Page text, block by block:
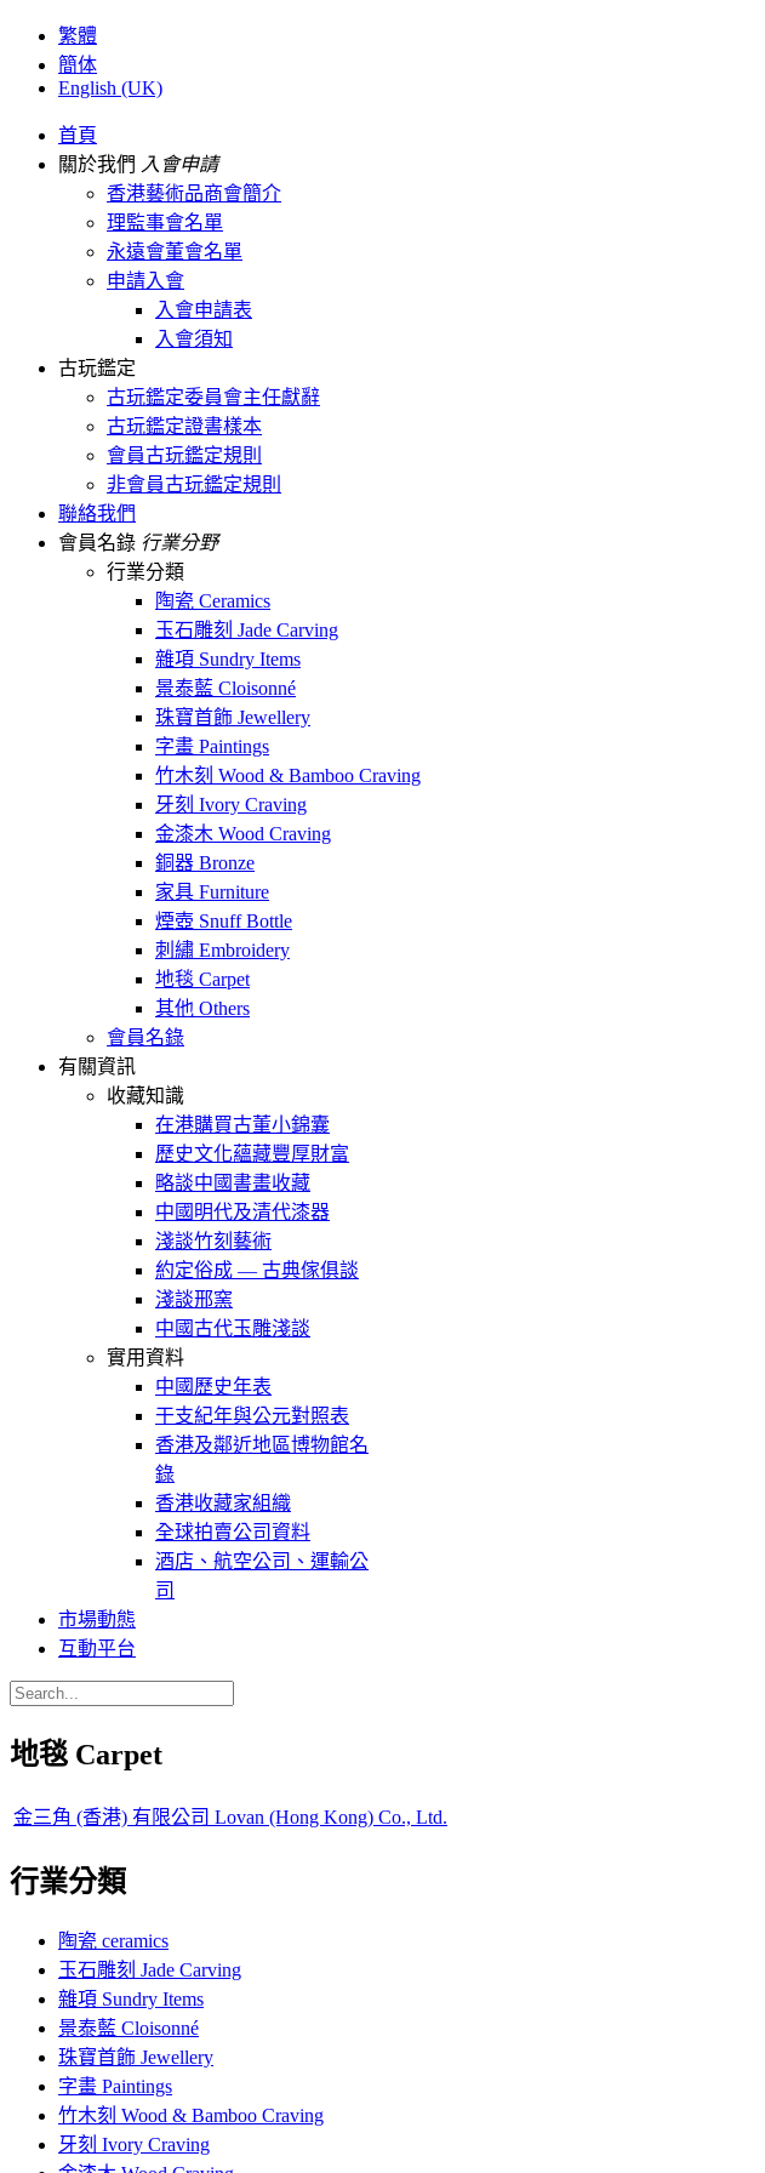
繁體
簡体
English (UK)
首頁
關於我們 入會申請
香港藝術品商會簡介
理監事會名單
永遠會董會名單
申請入會
入會申請表
入會須知
古玩鑑定
古玩鑑定委員會主任獻辭
古玩鑑定證書樣本
會員古玩鑑定規則
非會員古玩鑑定規則
聯絡我們
會員名錄 行業分野
行業分類
陶瓷 Ceramics
玉石雕刻 Jade Carving
雜項 Sundry Items
景泰藍 Cloisonné
珠寶首飾 Jewellery
字畫 Paintings
竹木刻 Wood & Bamboo Craving
牙刻 Ivory Craving
金漆木 Wood Craving
銅器 Bronze
家具 Furniture
煙壺 Snuff Bottle
刺繡 Embroidery
地毯 Carpet
其他 Others
會員名錄
有關資訊
收藏知識
在港購買古董小錦囊
歷史文化蘊藏豐厚財富
略談中國書畫收藏
中國明代及清代漆器
淺談竹刻藝術
約定俗成 — 古典傢俱談
淺談邢窯
中國古代玉雕淺談
實用資料
中國歷史年表
干支紀年與公元對照表
香港及鄰近地區博物館名
錄
香港收藏家組織
全球拍賣公司資料
酒店、航空公司、運輸公
司
市場動態
互動平台
地毯 Carpet
金三角 (香港) 有限公司 Lovan (Hong Kong) Co., Ltd.
行業分類
陶瓷 ceramics
玉石雕刻 Jade Carving
雜項 Sundry Items
景泰藍 Cloisonné
珠寶首飾 Jewellery
字畫 Paintings
竹木刻 Wood & Bamboo Craving
牙刻 Ivory Craving